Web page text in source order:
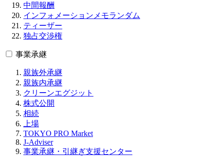
中間報酬
インフォメーションメモランダム
ティーザー
独占交渉権
事業承継
親族外承継
親族内承継
クリーンエグジット
株式公開
相続
上場
TOKYO PRO Market
J-Adviser
事業承継・引継ぎ支援センター